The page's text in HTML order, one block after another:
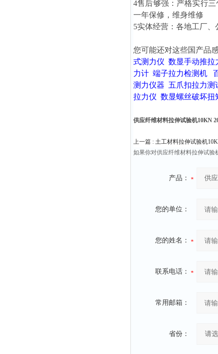
4售后够强：严格实行
一年保修，维身维修
5实体经营：各地工厂
您可能还对这些国产品
式测力仪 数显手动推拉
力计 端子拉力检测机
测力仪器 五爪扣拉力测
拉力仪 数显螺丝破坏扭
供应纤维材料拉伸试验机10KN
上一篇 : 土工材料拉伸试验机
如果你对供应纤维材料拉伸试验
产品：
您的单位：
您的姓名：
联系电话：
常用邮箱：
省份：